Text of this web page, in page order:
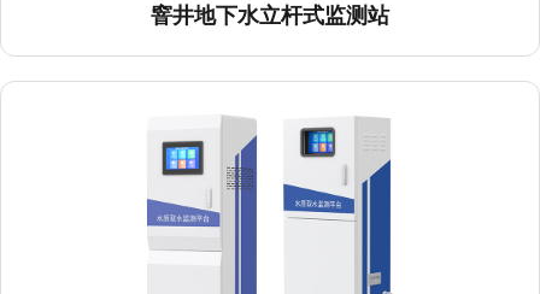
窨井地下水立杆式监测站